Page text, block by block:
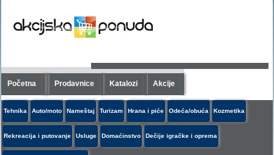
Početna Prodavnice Katalozi Akcije
Tehnika Auto/moto Nameštaj Turizam Hrana i piće Odeća/obuća Kozmetika
Rekreacija i putovanje Usluge Domaćinstvo Dečije igračke i oprema